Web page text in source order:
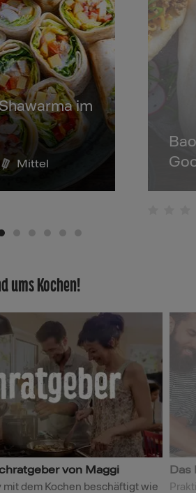
im
Mittel
ums Kochen!
von Maggi
dem Kochen beschäftigt wie
Das